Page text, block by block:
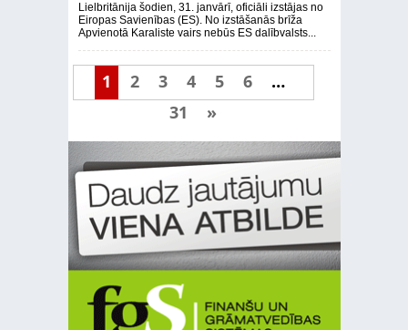
Lielbritānija šodien, 31. janvārī, oficiāli izstājas no
Eiropas Savienības (ES). No izstāšanās brīža
Apvienotā Karaliste vairs nebūs ES dalībvalsts...
1 2 3 4 5 6
…
31
»